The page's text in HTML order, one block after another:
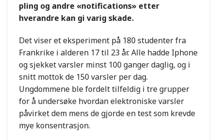
pling og andre «notifications» etter
hverandre kan gi varig skade.
Det viser et eksperiment på 180 studenter fra
Frankrike i alderen 17 til 23 år. Alle hadde Iphone
og sjekket varsler minst 100 ganger daglig, og i
snitt mottok de 150 varsler per dag.
Ungdommene ble fordelt tilfeldig i tre grupper
for å undersøke hvordan elektroniske varsler
påvirket dem mens de gjorde en test som krevde
mye konsentrasjon.